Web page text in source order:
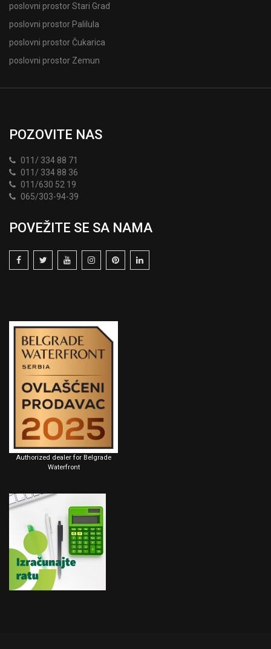
poslovni prostor Stari Grad
poslovni prostor Palilula
poslovni prostor Čukarica
poslovni prostor Zemun
POZOVITE NAS
011/ 334 88 71
011/ 334 88 36
011/630 52 19
065/303-94-39
POVEŽITE SE SA NAMA
Authorized dealer for Belgrade
Waterfront